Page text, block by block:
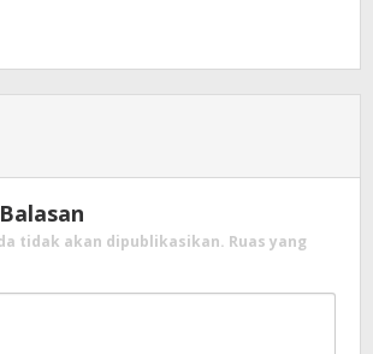
tidak akan dipublikasikan. Ruas yang